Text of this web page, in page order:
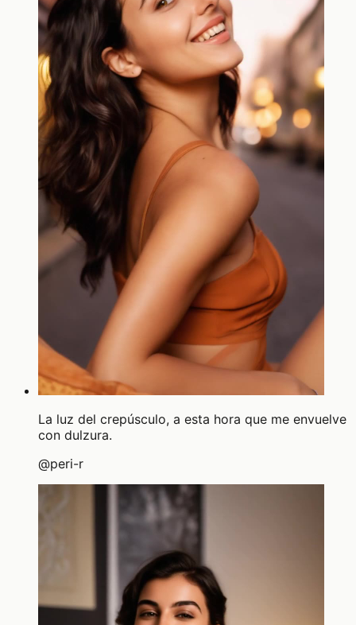
La luz del crepúsculo, a esta hora que me envuelve
con dulzura.
@peri-r